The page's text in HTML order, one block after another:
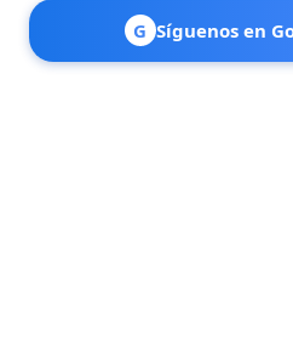
G Síguenos en